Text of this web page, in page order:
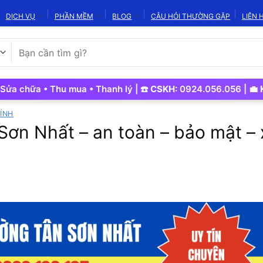
DỊCH VỤ PHẦN MỀM BLOG CÂU HỎI THƯỜNG GẶP LIÊN
kiếm:
• Thu mua • Thanh lý | ☎️CSKH:0924.056.056 | 💼Kinh
Nhất – an toàn – bảo mật –